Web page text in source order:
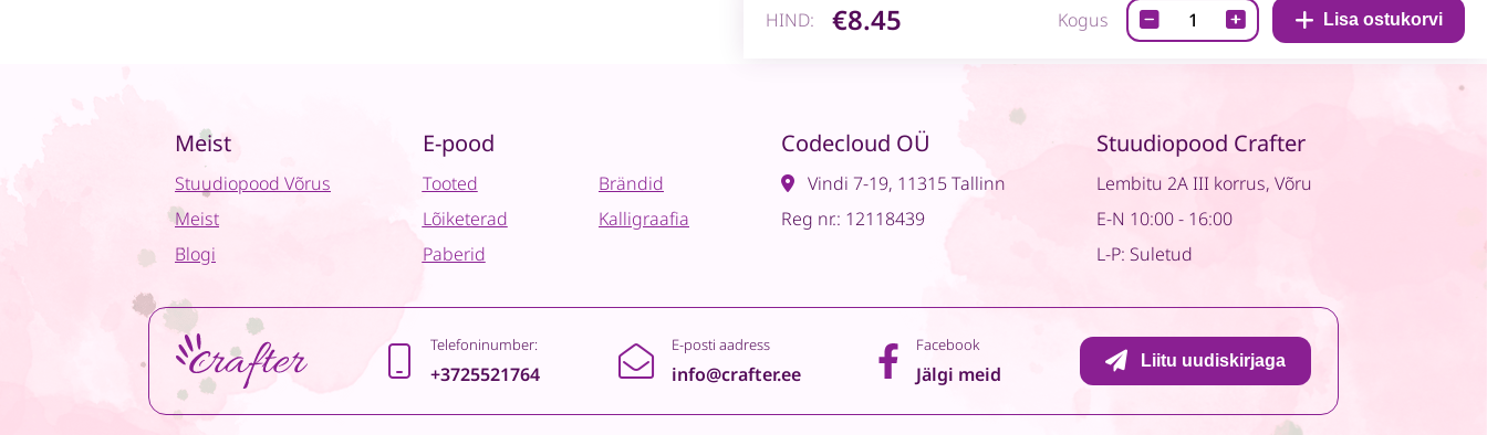
HIND: €8.45 Kogus
Lõiketera
-
Christmas
Lisa ostukorvi
Meist
Stuudiopood Võrus
Meist
Blogi
E-pood
Tooted
Lõiketerad
Paberid
Brändid
Kalligraafia
Codecloud OÜ
Vindi 7-19, 11315 Tallinn
Reg nr.: 12118439
Stuudiopood Crafter
Lembitu 2A III korrus, Võru
E-N 10:00 - 16:00
L-P: Suletud
Telefoninumber:
+3725521764
E-posti aadress
info@crafter.ee
Facebook
Jälgi meid
Liitu uudiskirjaga